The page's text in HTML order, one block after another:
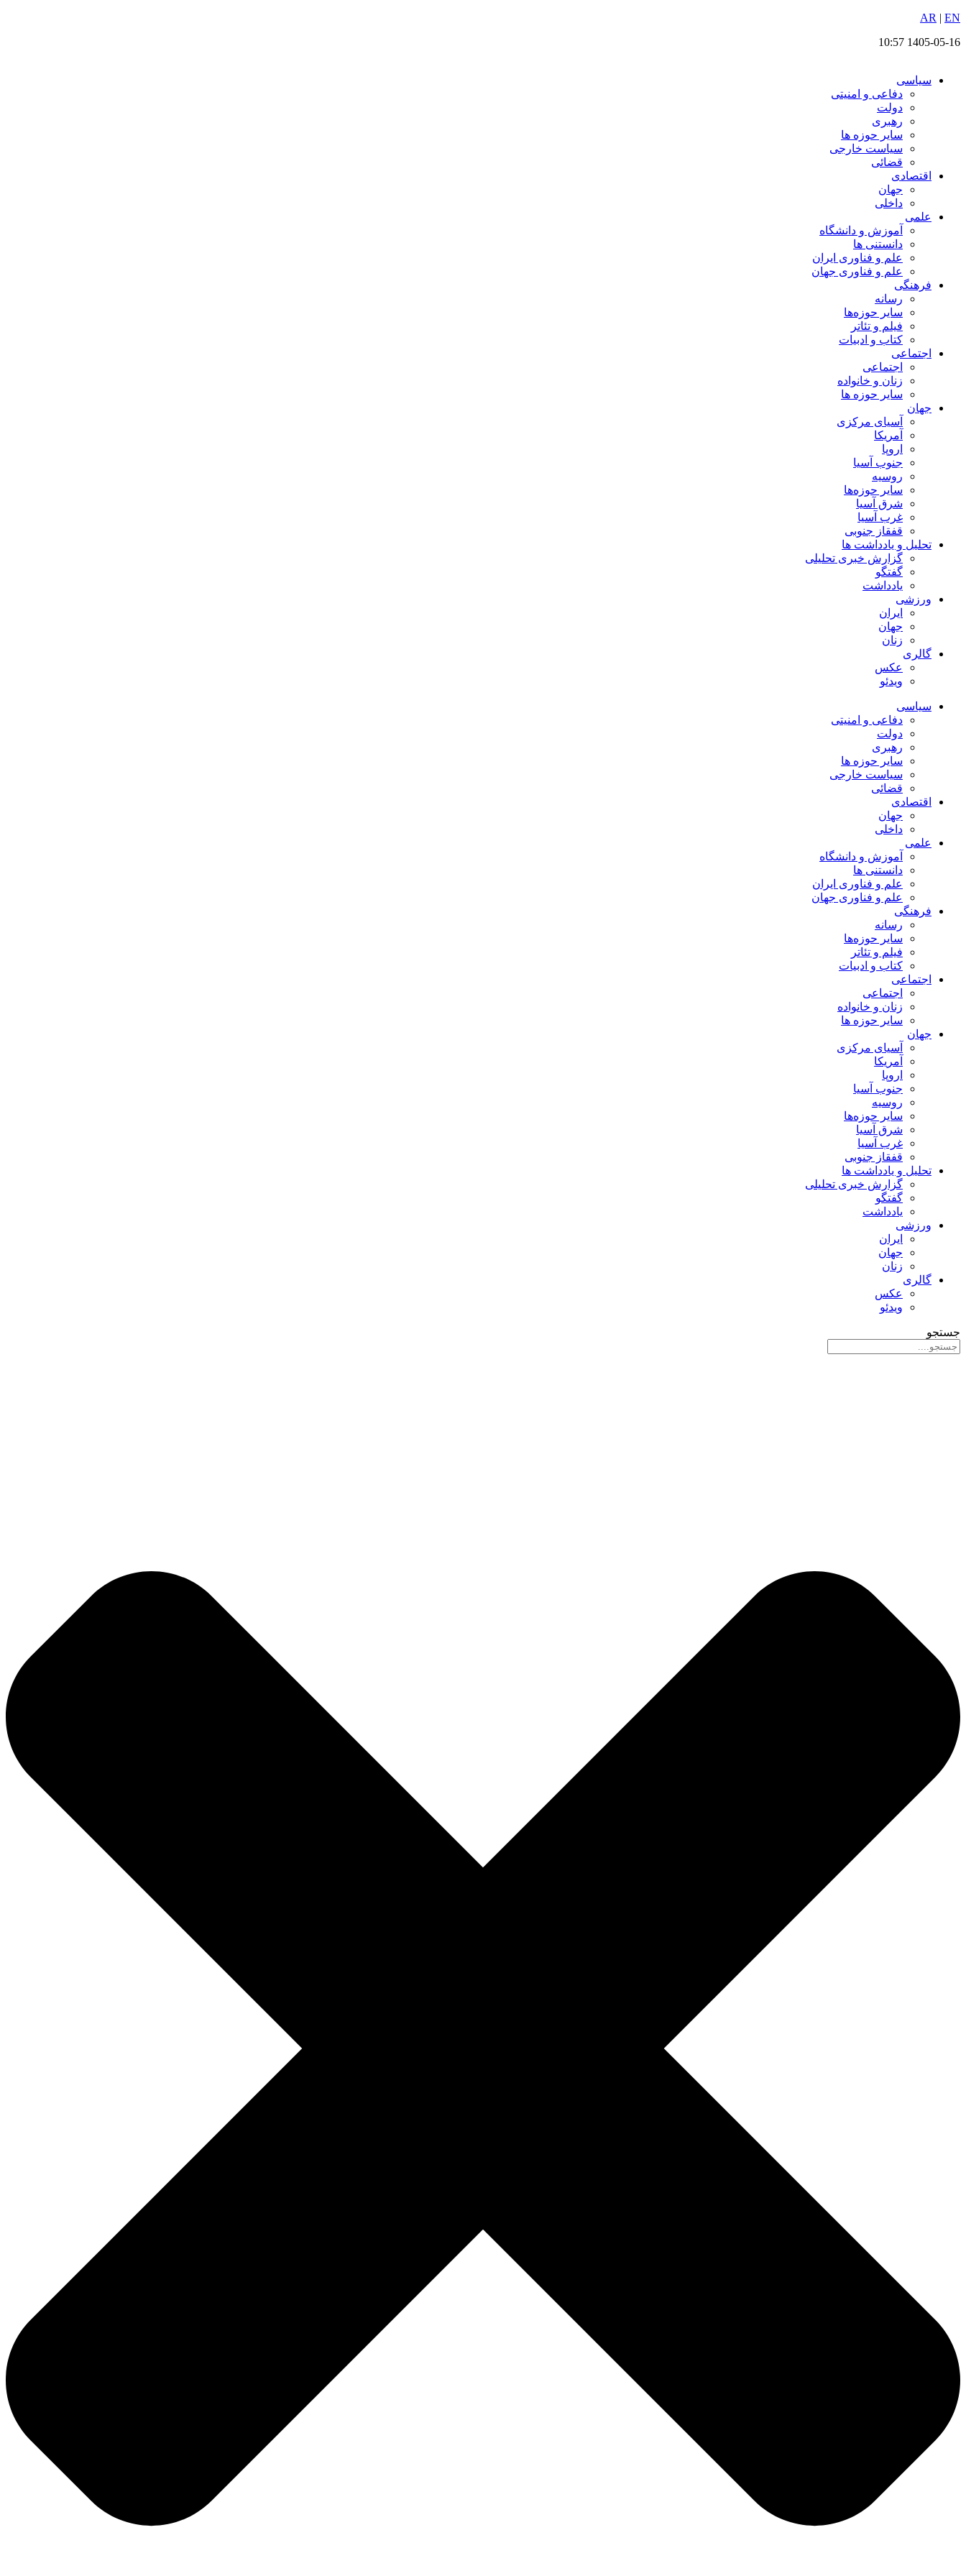
پرش
محتوا
AR | EN
1405-05-16 10:57
سیاسی
دفاعی و امنیتی
دولت
رهبری
سایر حوزه ها
سیاست خارجی
قضائی
اقتصادی
جهان
داخلی
علمی
آموزش و دانشگاه
دانستنی ها
علم و فناوری ایران
علم و فناوری جهان
فرهنگی
رسانه
سایر حوزه‌ها
فیلم و تئاتر
کتاب و ادبیات
اجتماعی
اجتماعی
زنان و خانواده
سایر حوزه ها
جهان
آسیای مرکزی
آمریکا
اروپا
جنوب آسیا
روسیه
سایر حوزه‌ها
شرق آسیا
غرب آسیا
قفقاز جنوبی
تحلیل و یادداشت ها
گزارش خبری تحلیلی
گفتگو
یادداشت
ورزشی
ایران
جهان
زنان
گالری
عکس
ویدئو
سیاسی
دفاعی و امنیتی
دولت
رهبری
سایر حوزه ها
سیاست خارجی
قضائی
اقتصادی
جهان
داخلی
علمی
آموزش و دانشگاه
دانستنی ها
علم و فناوری ایران
علم و فناوری جهان
فرهنگی
رسانه
سایر حوزه‌ها
فیلم و تئاتر
کتاب و ادبیات
اجتماعی
اجتماعی
زنان و خانواده
سایر حوزه ها
جهان
آسیای مرکزی
آمریکا
اروپا
جنوب آسیا
روسیه
سایر حوزه‌ها
شرق آسیا
غرب آسیا
قفقاز جنوبی
تحلیل و یادداشت ها
گزارش خبری تحلیلی
گفتگو
یادداشت
ورزشی
ایران
جهان
زنان
گالری
عکس
ویدئو
جستجو